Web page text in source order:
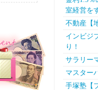
室経営を
不動産【
インビジ
り！
サラリー
マスター
手塚塾【